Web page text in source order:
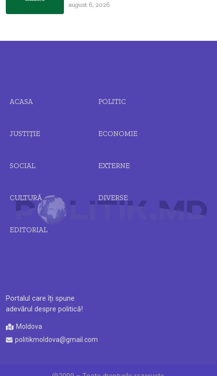
august 6, 2026
Portalul care îți spune
adevărul despre politică!
Moldova
politikmoldova@gmail.com
ACASA POLITIC
JUSTIȚIE ECONOMIE
SOCIAL EXTERNE
CULTURĂ DIVERSE
EDITORIAL